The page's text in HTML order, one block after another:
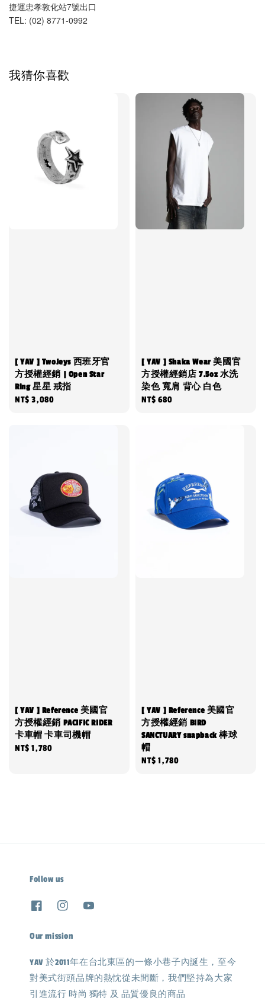
捷運忠孝敦化站7號出口
TEL: (02) 8771-0992
我猜你喜歡
[ YAV ] TwoJeys 西班牙官
方授權經銷 | Open Star
Ring 星星 戒指
Regular
NT$ 3,080
[ YAV ] Shaka Wear 美國官
方授權經銷店 7.5oz 水洗
染色 寬肩 背心 白色
Regular
NT$ 680
[ YAV ] Reference 美國官
方授權經銷 PACIFIC RIDER
卡車帽 卡車司機帽
Regular
NT$ 1,780
[ YAV ] Reference 美國官
方授權經銷 BIRD
SANCTUARY snapback 棒球
帽
Regular
NT$ 1,780
Follow us
Our mission
YAV 於2011年在台北東區的一條小巷子內誕生，至今
對美式街頭品牌的熱忱從未間斷，我們堅持為大家
引進流行 時尚 獨特 及 品質優良的商品